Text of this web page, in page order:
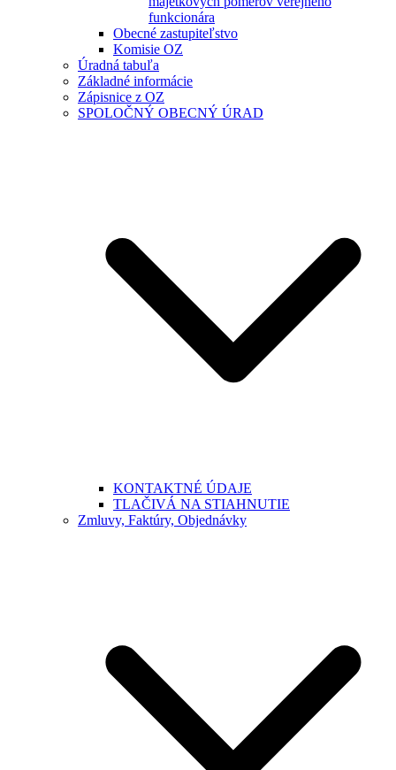
funkcionára
Obecné zastupiteľstvo
Komisie OZ
Úradná tabuľa
Základné informácie
Zápisnice z OZ
SPOLOČNÝ OBECNÝ ÚRAD
KONTAKTNÉ ÚDAJE
TLAČIVÁ NA STIAHNUTIE
Zmluvy, Faktúry, Objednávky